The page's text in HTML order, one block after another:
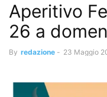
Aperitivo
26 a
By redazione - 23 Maggio